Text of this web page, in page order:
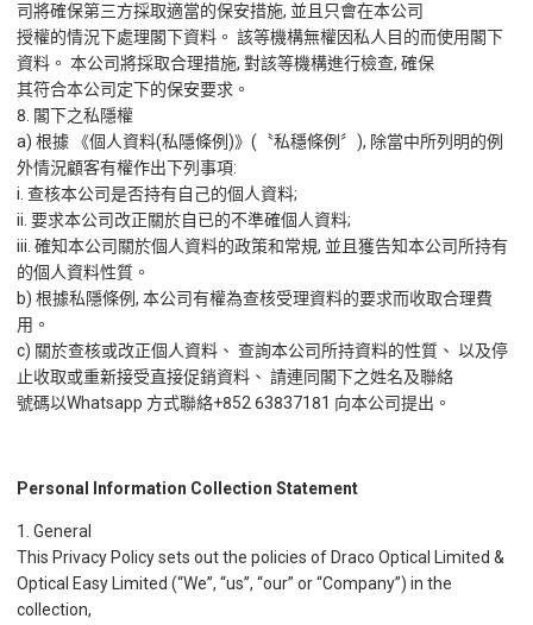
司將確保第三方採取適當的保安措施, 並且只會在本公司
授權的情況下處理閣下資料。 該等機構無權因私人目的而使用閣下
資料。 本公司將採取合理措施, 對該等機構進行檢查, 確保
其符合本公司定下的保安要求。
8. 閣下之私隱權
a) 根據 《個人資料(私隱條例)》(〝私穩條例〞), 除當中所列明的例
外情況顧客有權作出下列事項:
i. 查核本公司是否持有自己的個人資料;
ii. 要求本公司改正關於自已的不準確個人資料;
iii. 確知本公司關於個人資料的政策和常規, 並且獲告知本公司所持有
的個人資料性質。
b) 根據私隱條例, 本公司有權為查核受理資料的要求而收取合理費
用。
c) 關於查核或改正個人資料、 查詢本公司所持資料的性質、 以及停
止收取或重新接受直接促銷資料、 請連同閣下之姓名及聯絡
號碼以Whatsapp 方式聯絡+852 63837181 向本公司提出。
Personal Information Collection Statement
1. General
This Privacy Policy sets out the policies of Draco Optical Limited &
Optical Easy Limited (“We”, “us”, “our” or “Company”) in the
collection,